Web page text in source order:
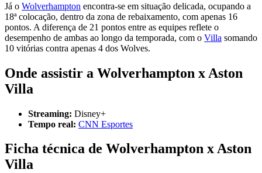
Já o Wolverhampton encontra-se em situação delicada, ocupando a
18ª colocação, dentro da zona de rebaixamento, com apenas 16
pontos. A diferença de 21 pontos entre as equipes reflete o
desempenho de ambas ao longo da temporada, com o Villa somando
10 vitórias contra apenas 4 dos Wolves.
Onde assistir a Wolverhampton x Aston
Villa
Streaming: Disney+
Tempo real: CNN Esportes
Ficha técnica de Wolverhampton x Aston
Villa